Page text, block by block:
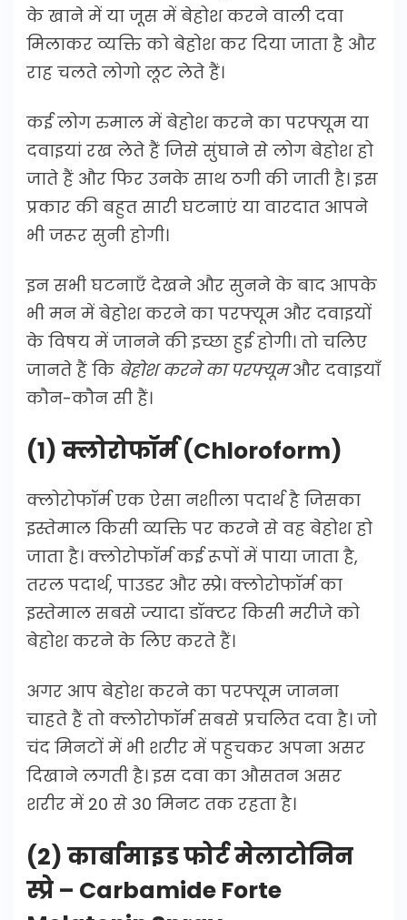
के खाने में या जूस में बेहोश करने वाली दवा
मिलाकर व्यक्ति को बेहोश कर दिया जाता है और
राह चलते लोगो लूट लेते हैं।
कई लोग रुमाल में बेहोश करने का परफ्यूम या
दवाइयां रख लेते हैं जिसे सुंघाने से लोग बेहोश हो
जाते हैं और फिर उनके साथ ठगी की जाती है। इस
प्रकार की बहुत सारी घटनाएं या वारदात आपने
भी जरूर सुनी होगी।
इन सभी घटनाएँ देखने और सुनने के बाद आपके
भी मन में बेहोश करने का परफ्यूम और दवाइयों
के विषय में जानने की इच्छा हुई होगी। तो चलिए
जानते हैं कि बेहोश करने का परफ्यूमऔर दवाइयाँ
कौन-कौन सी हैं।
(1) क्लोरोफॉर्म (Chloroform)
क्लोरोफॉर्म एक ऐसा नशीला पदार्थ है जिसका
इस्तेमाल किसी व्यक्ति पर करने से वह बेहोश हो
जाता है। क्लोरोफॉर्म कई रूपों में पाया जाता है,
तरल पदार्थ, पाउडर और स्प्रे। क्लोरोफॉर्म का
इस्तेमाल सबसे ज्यादा डॉक्टर किसी मरीजे को
बेहोश करने के लिए करते हैं।
अगर आप बेहोश करने का परफ्यूम जानना
चाहते हैं तो क्लोरोफॉर्म सबसे प्रचलित दवा है। जो
चंद मिनटों में भी शरीर में पहुचकर अपना असर
दिखाने लगती है। इस दवा का औसतन असर
शरीर में 20 से 30 मिनट तक रहता है।
(2) कार्बामाइड फोर्ट मेलाटोनिन
स्प्रे – Carbamide Forte